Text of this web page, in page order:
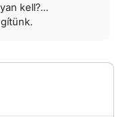
kell?...